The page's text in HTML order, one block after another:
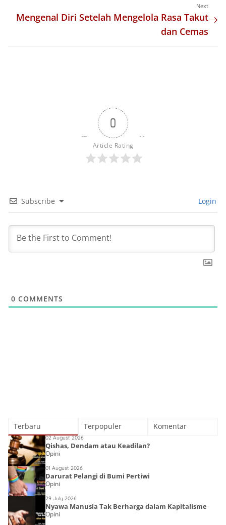
Next
Mengenal Diri Setelah Mengelola Rasa Takut
dan Cemas
0
Article Rating
Subscribe Login
0 COMMENTS
Terbaru Terpopuler Komentar
02 August 2026
Qishas, Dendam atau Keadilan?
Opini
01 August 2026
Darurat Pelangi di Bumi Pertiwi
Opini
29 July 2026
Nyawa Manusia Tak Berharga dalam Kapitalisme
Opini